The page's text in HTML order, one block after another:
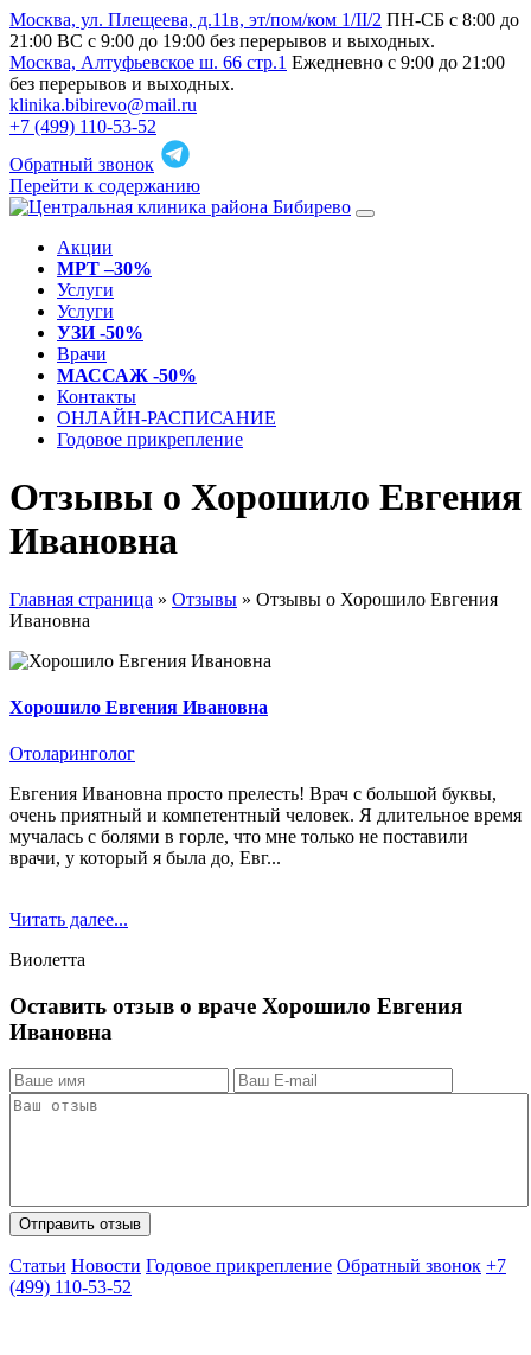
Москва, ул. Плещеева, д.11в, эт/пом/ком 1/II/2 ПН-СБ с 8:00 до
21:00 ВС с 9:00 до 19:00 без перерывов и выходных.
Москва, Алтуфьевское ш. 66 стр.1 Ежедневно с 9:00 до 21:00
без перерывов и выходных.
klinika.bibirevo@mail.ru
+7 (499) 110-53-52
Обратный звонок
Перейти к содержанию
Акции
МРТ –30%
Услуги
Услуги
УЗИ -50%
Врачи
МАССАЖ -50%
Контакты
ОНЛАЙН-РАСПИСАНИЕ
Годовое прикрепление
Отзывы о Хорошило Евгения
Ивановна
Главная страница » Отзывы » Отзывы о Хорошило Евгения
Ивановна
Хорошило Евгения Ивановна
Отоларинголог
Евгения Ивановна просто прелесть! Врач с большой буквы,
очень приятный и компетентный человек. Я длительное время
мучалась с болями в горле, что мне только не поставили
врачи, у который я была до, Евг...
Читать далее...
Виолетта
Оставить отзыв о враче Хорошило Евгения
Ивановна
Статьи Новости Годовое прикрепление Обратный звонок +7
(499) 110-53-52